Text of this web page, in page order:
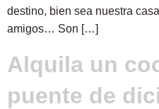
destino, bien sea nuestra
amigos… Son […]
Alquila un
puente de